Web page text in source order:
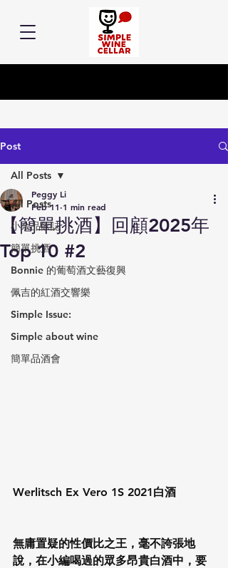
Post
All Posts
小余品飲誌
簡單挑酒
Bonnie 的葡萄酒文藝復興
佩吉的紅酒交響樂
Simple Issue:
Simple about wine
簡單品酒會
All Posts
【簡單挑酒】回顧2025年
Top 10 #2
Peggy Li
Feb 11 1 min read
Werlitsch Ex Vero 1S 2021白酒
無庸置疑的性價比之王，毫不誇張地
說，在小編喝過的眾多昂貴白酒中，要